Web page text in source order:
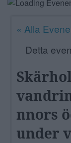
NÄRINGSLIV
« Alla
Detta
nnors
under